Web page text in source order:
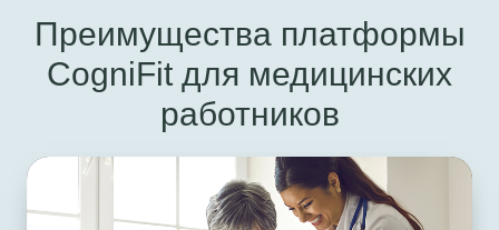
Преимущества платформы
CogniFit для медицинских
работников